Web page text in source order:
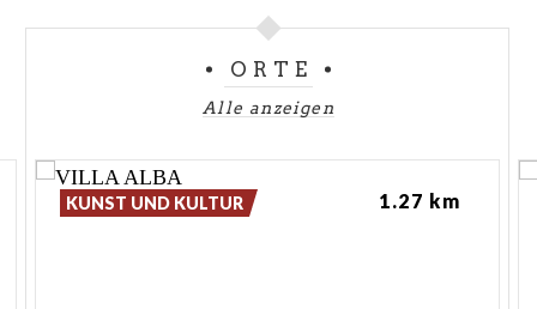
ORTE
Alle anzeigen
KUNST UND KULTUR 1.27 km